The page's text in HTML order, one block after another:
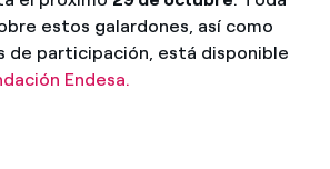
estos galardones, así como
de participación, está disponible
Endesa.